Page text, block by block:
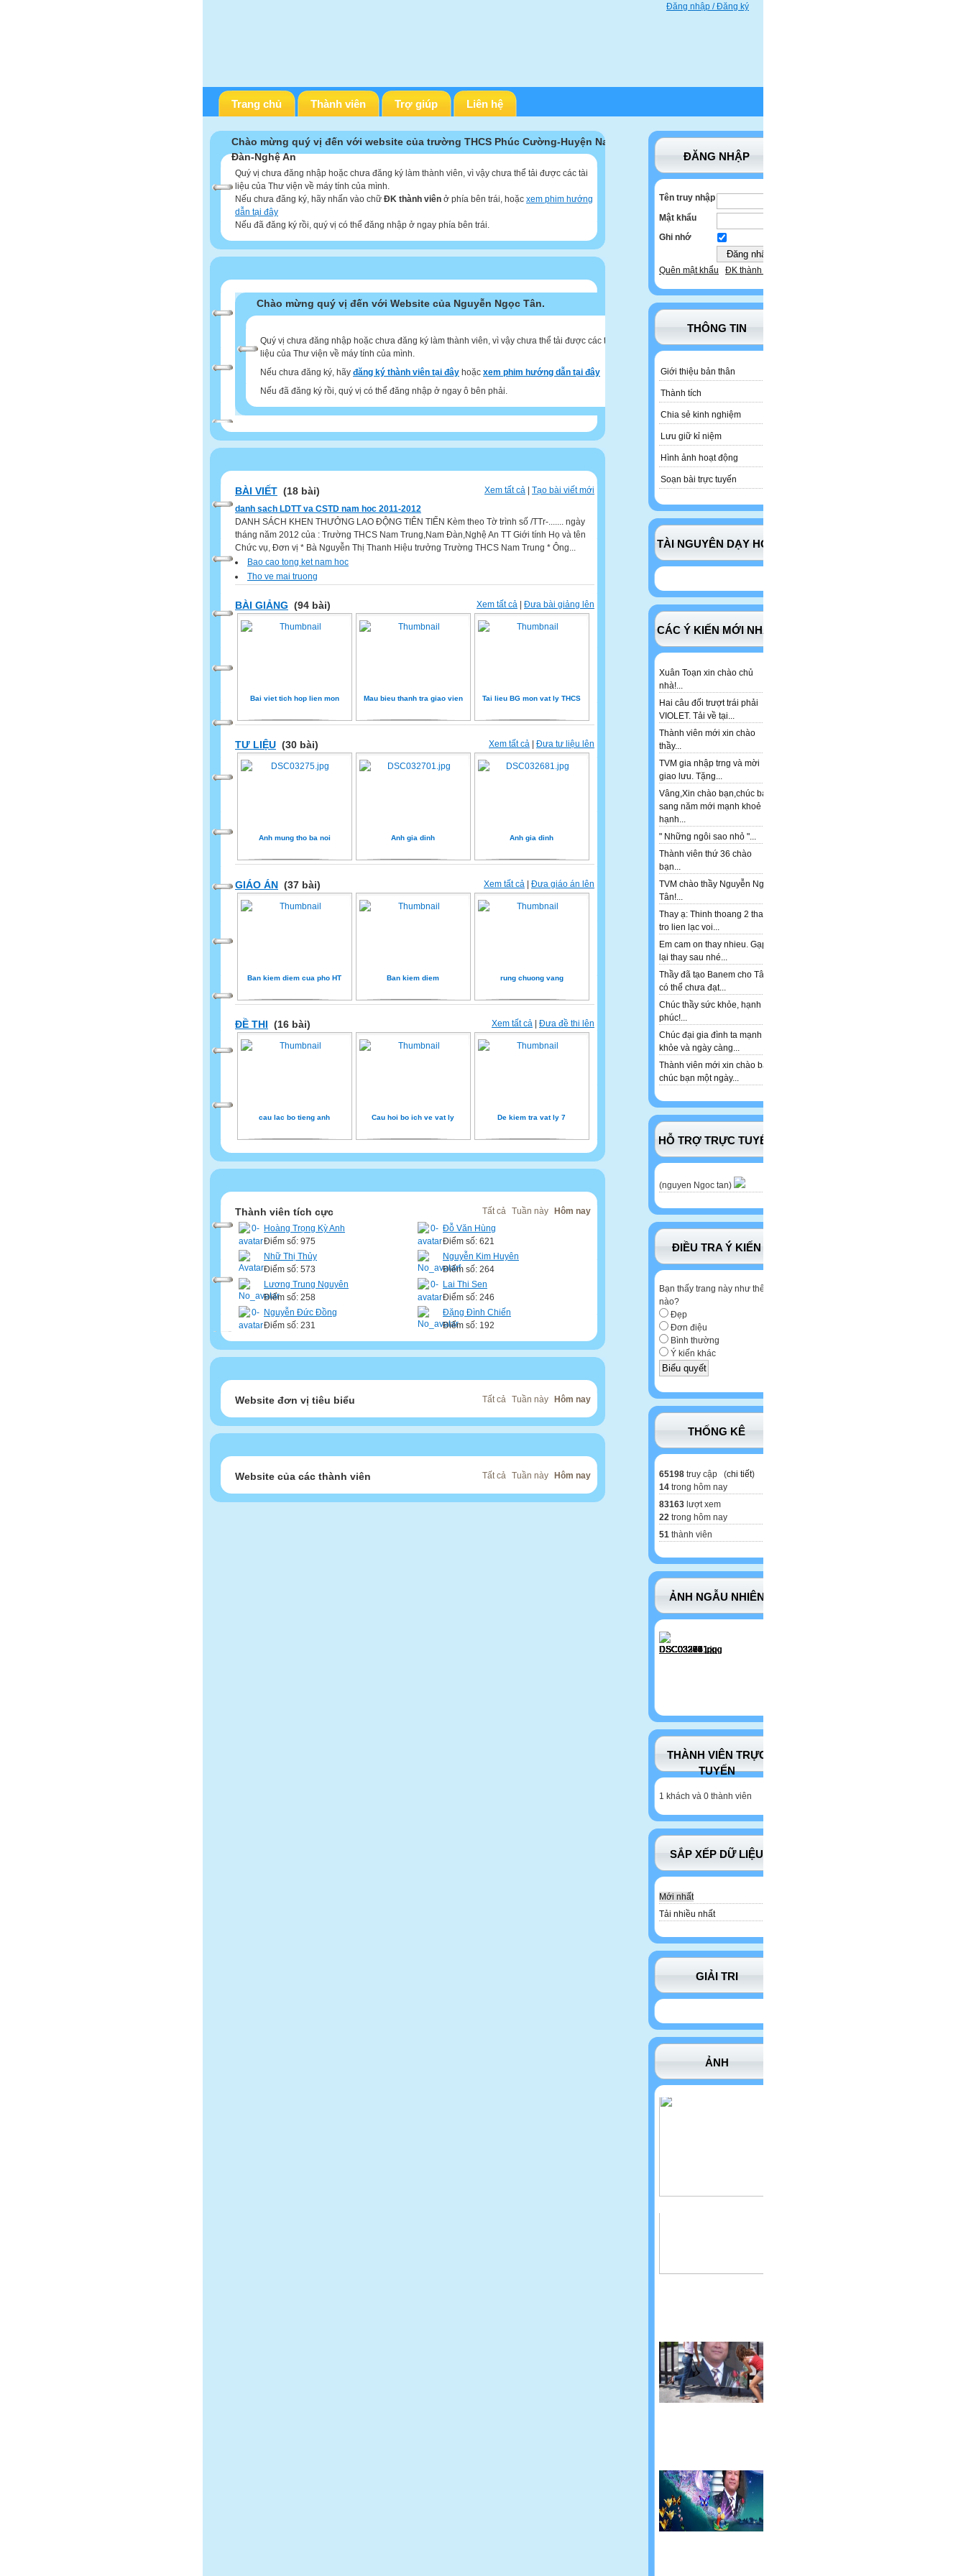
Đăng nhập / Đăng ký
Trang chủ Thành viên Trợ giúp Liên hệ
ĐĂNG NHẬP
Tên truy nhập
Mật khẩu
Ghi nhớ
Quên mật khẩu ĐK thành viên
THÔNG TIN
Giới thiệu bản thân
Thành tích
Chia sẻ kinh nghiệm
Lưu giữ kỉ niệm
Hình ảnh hoạt động
Soạn bài trực tuyến
TÀI NGUYÊN DẠY HỌC
CÁC Ý KIẾN MỚI NHẤT
Xuân Toạn xin chào chủ
nhà!...
Hai câu đối trượt trái phải
VIOLET. Tải về tại...
Thành viên mới xin chào
thầy...
TVM gia nhập trng và mời
giao lưu. Tặng...
Vâng,Xin chào bạn,chúc bạn
sang năm mới mạnh khoẻ
hạnh...
" Những ngôi sao nhỏ "...
Thành viên thứ 36 chào
bạn...
TVM chào thầy Nguyễn Ngọc
Tân!...
Thay ạ: Thinh thoang 2 thay
tro lien lạc voi...
Em cam on thay nhieu. Gạp
lại thay sau nhé...
Thầy đã tạo Banem cho Tân,
có thể chưa đạt...
Chúc thầy sức khỏe, hạnh
phúc!...
Chúc đại gia đình ta mạnh
khỏe và ngày càng...
Thành viên mới xin chào bạn
chúc bạn một ngày...
HỖ TRỢ TRỰC TUYẾN
(nguyen Ngoc tan)
ĐIỀU TRA Ý KIẾN
Bạn thấy trang này như thế
nào?
Đẹp
Đơn điệu
Bình thường
Ý kiến khác
THỐNG KÊ
65198 truy cập (chi tiết)
14 trong hôm nay
83163 lượt xem
22 trong hôm nay
51 thành viên
ẢNH NGẪU NHIÊN
THÀNH VIÊN TRỰC
TUYẾN
1 khách và 0 thành viên
SẮP XẾP DỮ LIỆU
Mới nhất
Tải nhiều nhất
GIẢI TRI
ẢNH
Chào mừng quý vị đến với website của trường THCS Phúc Cường-Huyện Nam
Đàn-Nghệ An
Quý vị chưa đăng nhập hoặc chưa đăng ký làm thành viên, vì vậy chưa thể tải được các tài
liệu của Thư viện về máy tính của mình.
Nếu chưa đăng ký, hãy nhấn vào chữ ĐK thành viên ở phía bên trái, hoặc xem phim hướng
dẫn tại đây
Nếu đã đăng ký rồi, quý vị có thể đăng nhập ở ngay phía bên trái.
Chào mừng quý vị đến với Website của Nguyễn Ngọc Tân.
Quý vị chưa đăng nhập hoặc chưa đăng ký làm thành viên, vì vậy chưa thể tải được các tư
liệu của Thư viện về máy tính của mình.
Nếu chưa đăng ký, hãy đăng ký thành viên tại đây hoặc xem phim hướng dẫn tại đây
Nếu đã đăng ký rồi, quý vị có thể đăng nhập ở ngay ô bên phải.
Xem tất cả Tạo bài viết mới
BÀI VIẾT (18 bài)
danh sach LDTT va CSTD nam hoc 2011-2012
DANH SÁCH KHEN TH­­ƯỞNG LAO ĐỘNG TIÊN TIẾN Kèm theo Tờ trình số /TTr-....... ngày
tháng năm 2012 của : Trường THCS Nam Trung,Nam Đàn,Nghệ An TT Giới tính Họ và tên
Chức vụ, Đơn vị * Bà Nguyễn Thị Thanh Hiệu trưởng Trường THCS Nam Trung * Ông...
Bao cao tong ket nam hoc
Tho ve mai truong
Xem tất cả | Đưa bài giảng lên
BÀI GIẢNG (94 bài)
Bai viet tich hop lien mon Mau bieu thanh tra giao vien Tai lieu BG mon vat ly THCS
Xem tất cả Đưa tư liệu lên
TƯ LIỆU (30 bài)
Anh mung tho ba noi Anh gia dinh Anh gia dinh
Xem tất cả | Đưa giáo án lên
GIÁO ÁN (37 bài)
Ban kiem diem cua pho HT Ban kiem diem rung chuong vang
Xem tất cả Đưa đề thi lên
ĐỀ THI (16 bài)
cau lac bo tieng anh Cau hoi bo ich ve vat ly De kiem tra vat ly 7
Tất cả Tuần này Hôm nay
Thành viên tích cực
Hoàng Trọng Kỳ Anh
Điểm số: 975
Đỗ Văn Hùng
Điểm số: 621
Nhữ Thị Thủy
Điểm số: 573
Nguyễn Kim Huyên
Điểm số: 264
Lương Trung Nguyên
Điểm số: 258
Lai Thi Sen
Điểm số: 246
Nguyễn Đức Đồng
Điểm số: 231
Đặng Đình Chiến
Điểm số: 192
Tất cả Tuần này Hôm nay
Website đơn vị tiêu biểu
Tất cả Tuần này Hôm nay
Website của các thành viên